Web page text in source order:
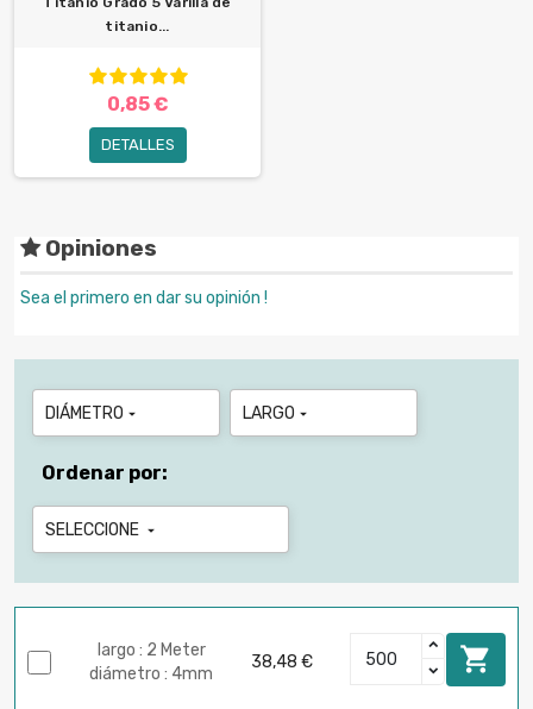
titanio...
0,85 €
DETALLES
Opiniones
Sea el primero en dar su opinión !
DIÁMETRO  LARGO 
Ordenar por:
SELECCIONE 
largo : 2 Meter
diámetro : 4mm
38,48 € 